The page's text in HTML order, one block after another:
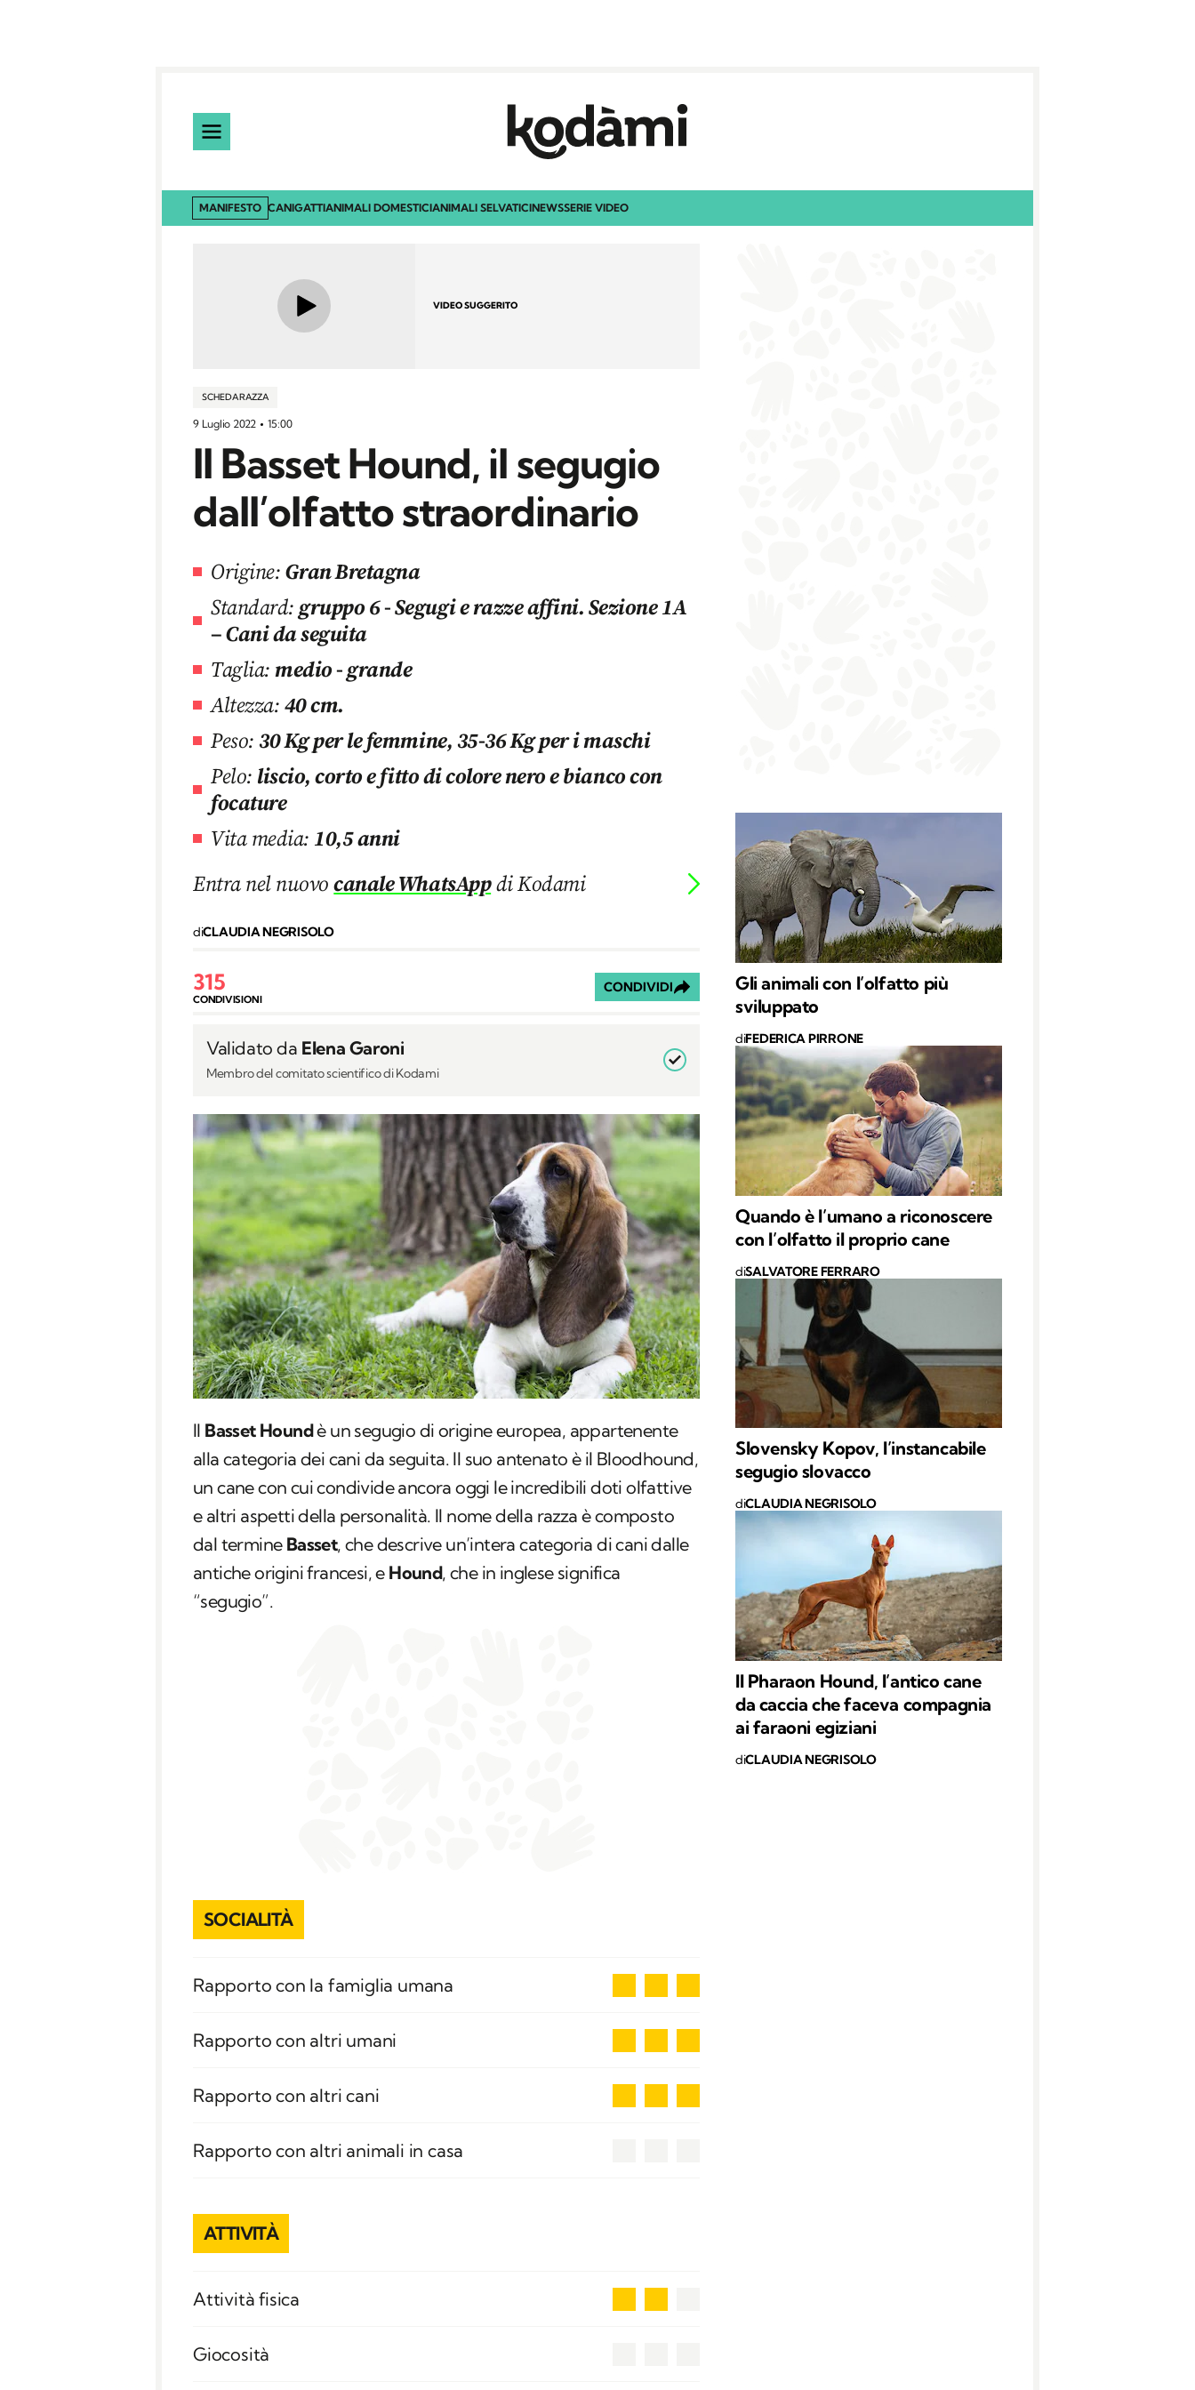
MANIFESTO CANIGATTIANIMALI DOMESTICIANIMALI SELVATICINEWSSERIE VIDEO
VIDEO SUGGERITO
SCHEDA RAZZA
9 Luglio 2022 15:00
Il Basset Hound, il segugio
dall’olfatto straordinario
Origine:Gran Bretagna
Standard:gruppo 6 - Segugi e razze affini. Sezione 1A
– Cani da seguita
Taglia:medio - grande
Altezza:40 cm.
Peso: 30 Kg per le femmine, 35-36 Kg per i maschi
Pelo: liscio, corto e fitto di colore nero e bianco con
focature
Vita media: 10,5 anni
Entra nel nuovocanale WhatsAppdi Kodami
diCLAUDIA NEGRISOLO
315
CONDIVISIONI
CONDIVIDI
Validato da Elena Garoni
Membro del comitato scientifico di Kodami
Il Basset Houndè un segugio di origine europea, appartenente
alla categoria dei cani da seguita. Il suo antenato è il Bloodhound,
un cane con cui condivide ancora oggi le incredibili doti olfattive
e altri aspetti della personalità. Il nome della razza è composto
dal termine Basset, che descrive un’intera categoria di cani dalle
antiche origini francesi, e Hound, che in inglese significa
“segugio”.
SOCIALITÀ
Rapporto con la famiglia umana
Rapporto con altri umani
Rapporto con altri cani
Rapporto con altri animali in casa
ATTIVITÀ
Attività fisica
Giocosità
Gli animali con l’olfatto più
sviluppato
diFEDERICA PIRRONE
Quando è l’umano a riconoscere
con l’olfatto il proprio cane
diSALVATORE FERRARO
Slovensky Kopov, l’instancabile
segugio slovacco
diCLAUDIA NEGRISOLO
Il Pharaon Hound, l’antico cane
da caccia che faceva compagnia
ai faraoni egiziani
diCLAUDIA NEGRISOLO